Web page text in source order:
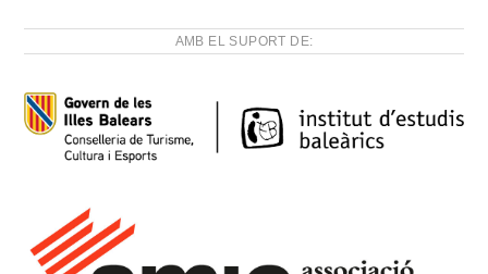
AMB EL SUPORT DE: